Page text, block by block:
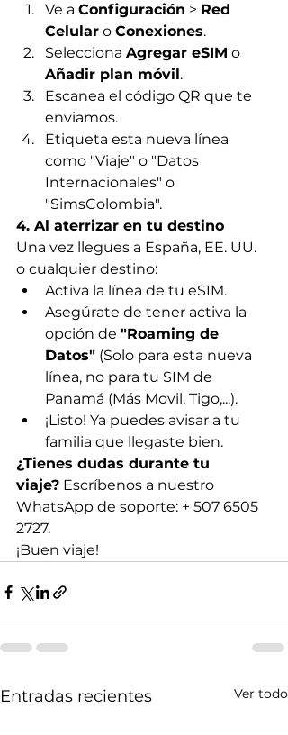
Ve a Configuración > Red
Celular o Conexiones.
Selecciona Agregar eSIM o
Añadir plan móvil.
Escanea el código QR que te
enviamos.
Etiqueta esta nueva línea
como "Viaje" o "Datos
Internacionales" o
"SimsColombia".
4. Al aterrizar en tu destino
Una vez llegues a España, EE. UU.
o cualquier destino:
Activa la línea de tu eSIM.
Asegúrate de tener activa la
opción de "Roaming de
Datos" (Solo para esta nueva
línea, no para tu SIM de
Panamá (Más Movil, Tigo,...).
¡Listo! Ya puedes avisar a tu
familia que llegaste bien.
¿Tienes dudas durante tu
viaje? Escríbenos a nuestro
WhatsApp de soporte: + 507 6505
2727.
¡Buen viaje!
Entradas recientes Ver todo